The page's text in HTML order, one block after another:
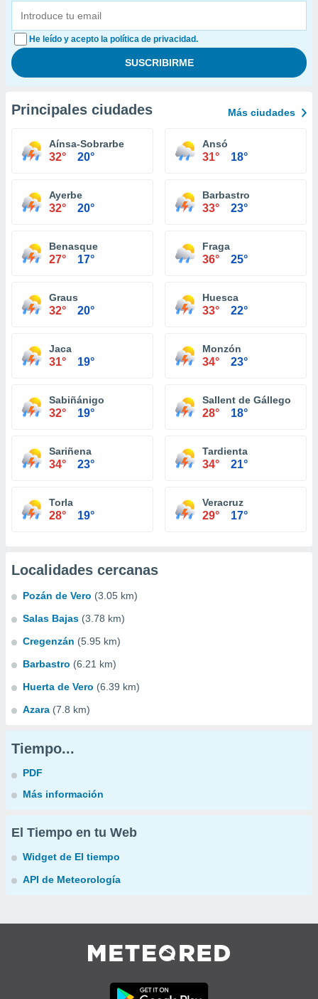
He leído y acepto la política de privacidad.
Principales ciudades Más ciudades
Aínsa-Sobrarbe
32° 20°
Ansó
31° 18°
Ayerbe
32° 20°
Barbastro
33° 23°
Benasque
27° 17°
Fraga
36° 25°
Graus
32° 20°
Huesca
33° 22°
Jaca
31° 19°
Monzón
34° 23°
Sabiñánigo
32° 19°
Sallent de Gállego
28° 18°
Sariñena
34° 23°
Tardienta
34° 21°
Torla
28° 19°
Veracruz
29° 17°
Localidades cercanas
Pozán de Vero (3.05 km)
Salas Bajas (3.78 km)
Cregenzán (5.95 km)
Barbastro (6.21 km)
Huerta de Vero (6.39 km)
Azara (7.8 km)
Tiempo...
PDF
Más información
El Tiempo en tu Web
Widget de El tiempo
API de Meteorología